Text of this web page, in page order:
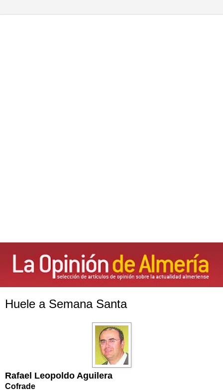
Huele a Semana Santa
Rafael Leopoldo Aguilera
Cofrade